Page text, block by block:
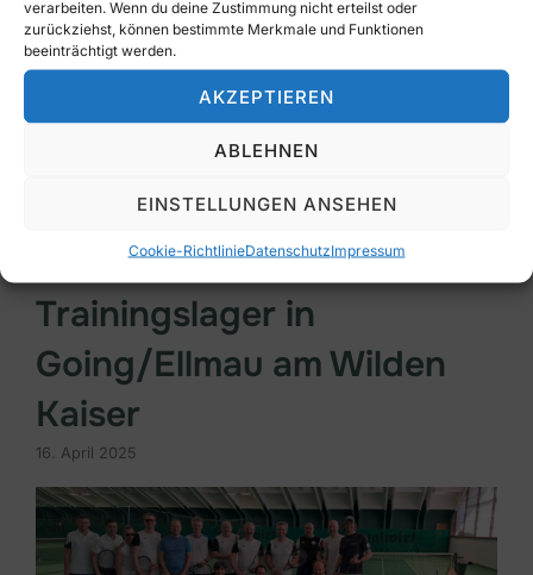
verarbeiten. Wenn du deine Zustimmung nicht erteilst oder
zurückziehst, können bestimmte Merkmale und Funktionen
beeinträchtigt werden.
AKZEPTIEREN
ABLEHNEN
EINSTELLUNGEN ANSEHEN
Cookie-RichtlinieDatenschutzImpressum
Am Wochenende war es wieder so weit: 12 Spieler,
3 Gruppen, kurze und intensive Matches im Round-
Robin-Format – beste Voraussetzungen für einen
langen, aber unterhaltsamen Tennistag. Nach der
Gruppenphase wurde…
Trainingslager in
Going/Ellmau am Wilden
Kaiser
16. April 2025